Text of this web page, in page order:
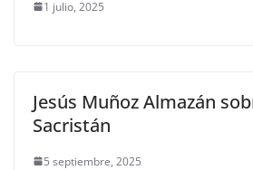
1 julio, 2025
Jesús Muñoz Almazán
Sacristán
5 septiembre, 2025